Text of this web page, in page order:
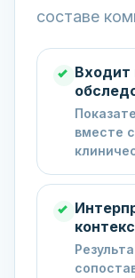
составе
Входит
вместе